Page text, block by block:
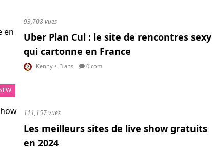
93,708 vues
Uber Plan Cul : le site de rencontres sexy
qui cartonne en France
Kenny • 3 ans 0 com
111,157 vues
Les meilleurs sites de live show gratuits
en 2024